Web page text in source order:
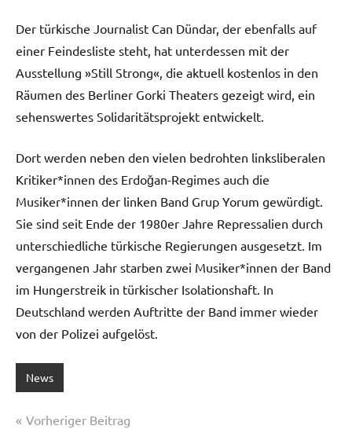
Der türkische Journalist Can Dündar, der ebenfalls auf
einer Feindesliste steht, hat unterdessen mit der
Ausstellung »Still Strong«, die aktuell kostenlos in den
Räumen des Berliner Gorki Theaters gezeigt wird, ein
sehenswertes Solidaritätsprojekt entwickelt.
Dort werden neben den vielen bedrohten linksliberalen
Kritiker*innen des Erdoğan-Regimes auch die
Musiker*innen der linken Band Grup Yorum gewürdigt.
Sie sind seit Ende der 1980er Jahre Repressalien durch
unterschiedliche türkische Regierungen ausgesetzt. Im
vergangenen Jahr starben zwei Musiker*innen der Band
im Hungerstreik in türkischer Isolationshaft. In
Deutschland werden Auftritte der Band immer wieder
von der Polizei aufgelöst.
News
Beitragsnavigation
Vorheriger Beitrag